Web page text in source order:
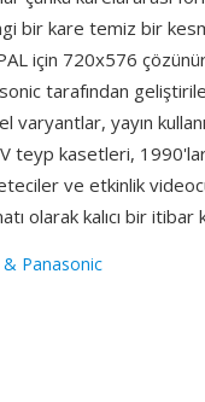
bir kare temiz bir
için 720x576
tarafından
yayın
teyp kasetleri,
ve etkinlik
olarak kalıcı bir itibar
& Panasonic